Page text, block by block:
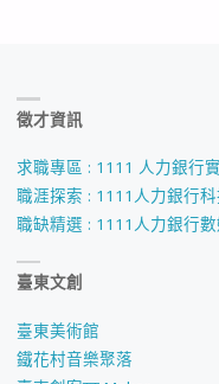
徵才資訊
求職專區 : 1111 人力銀行
職涯探索 : 1111人力銀行
職缺精選 : 1111人力銀行
臺東文創
臺東美術館
鐵花村音樂聚落